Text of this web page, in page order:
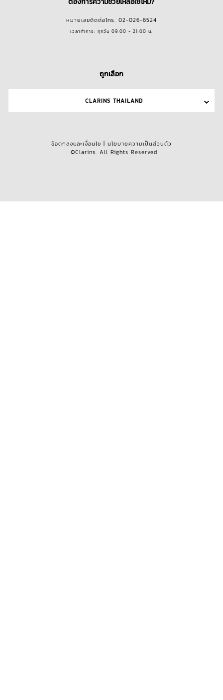
หมายเลขติดต่อโทร. 02-026-6524
เวลาทำการ: ทุกวัน 09.00 - 21:00 น.
ถูกเลือก
CLARINS THAILAND
ข้อตกลงและเงื่อนไข | นโยบายความเป็นส่วนตัว
©Clarins. All Rights Reserved